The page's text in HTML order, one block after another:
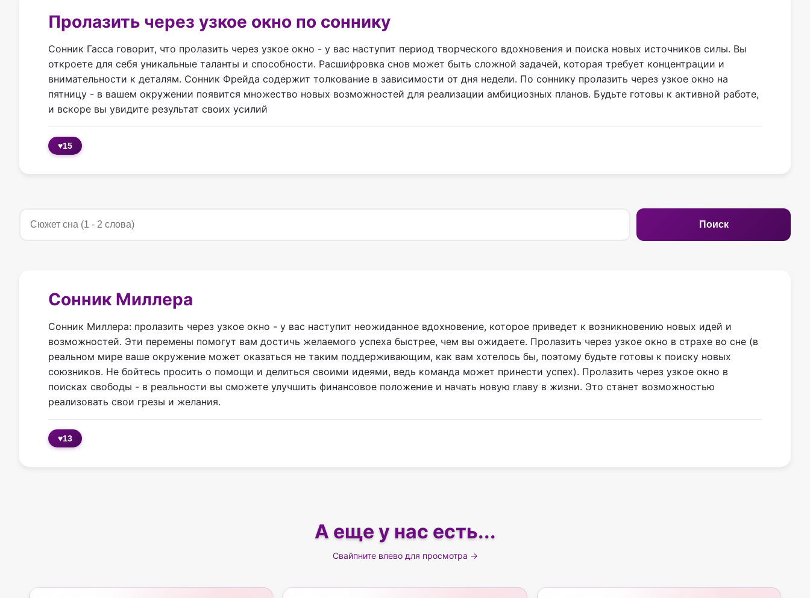
Пролазить через узкое окно по соннику
Сонник Гасса говорит, что пролазить через узкое окно - у вас наступит период творческого вдохновения и поиска новых источников силы. Вы
откроете для себя уникальные таланты и способности. Расшифровка снов может быть сложной задачей, которая требует концентрации и
внимательности к деталям. Сонник Фрейда содержит толкование в зависимости от дня недели. По соннику пролазить через узкое окно на
пятницу - в вашем окружении появится множество новых возможностей для реализации амбициозных планов. Будьте готовы к активной работе,
и вскоре вы увидите результат своих усилий
♥15
Поиск
Сонник Миллера
Сонник Миллера: пролазить через узкое окно - у вас наступит неожиданное вдохновение, которое приведет к возникновению новых идей и
возможностей. Эти перемены помогут вам достичь желаемого успеха быстрее, чем вы ожидаете. Пролазить через узкое окно в страхе во сне (в
реальном мире ваше окружение может оказаться не таким поддерживающим, как вам хотелось бы, поэтому будьте готовы к поиску новых
союзников. Не бойтесь просить о помощи и делиться своими идеями, ведь команда может принести успех). Пролазить через узкое окно в
поисках свободы - в реальности вы сможете улучшить финансовое положение и начать новую главу в жизни. Это станет возможностью
реализовать свои грезы и желания.
♥13
А еще у нас есть...
Свайпните влево для просмотра →